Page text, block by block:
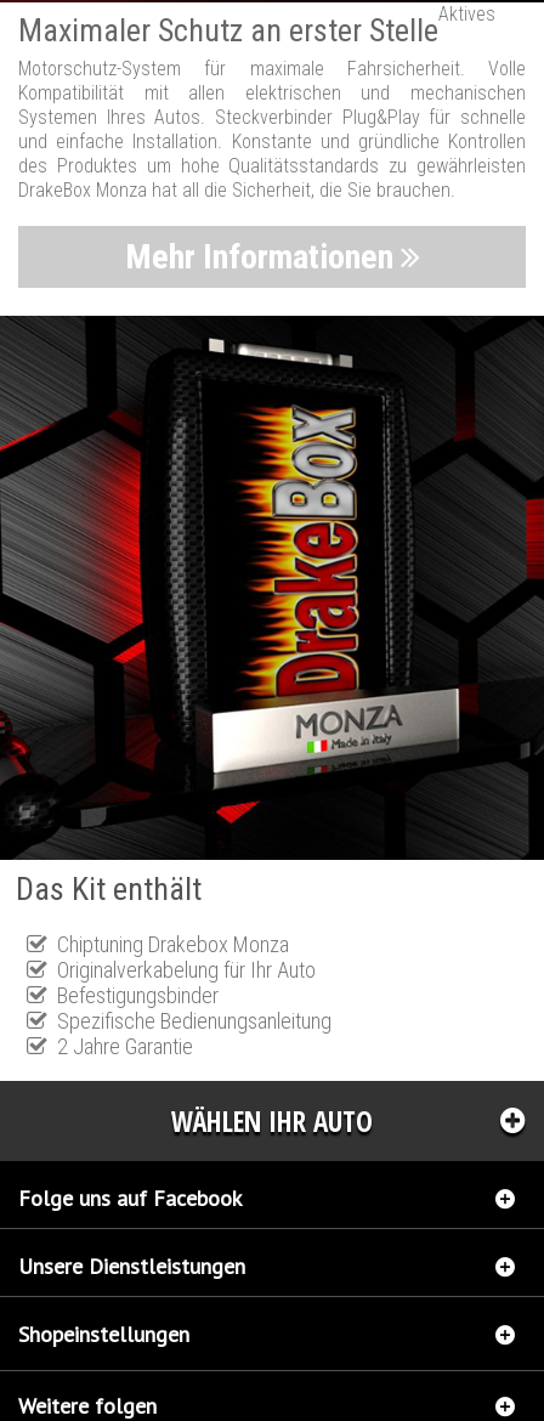
Maximaler Schutz an erster StelleAktives
Motorschutz-System für maximale Fahrsicherheit. Volle
Kompatibilität mit allen elektrischen und mechanischen
Systemen Ihres Autos. Steckverbinder Plug&Play für schnelle
und einfache Installation. Konstante und gründliche Kontrollen
des Produktes um hohe Qualitätsstandards zu gewährleisten
DrakeBox Monza hat all die Sicherheit, die Sie brauchen.
Mehr Informationen
Das Kit enthält
Chiptuning Drakebox Monza
Originalverkabelung für Ihr Auto
Befestigungsbinder
Spezifische Bedienungsanleitung
2 Jahre Garantie
WÄHLEN IHR AUTO
Folge uns auf Facebook
Unsere Dienstleistungen
Shopeinstellungen
Weitere folgen